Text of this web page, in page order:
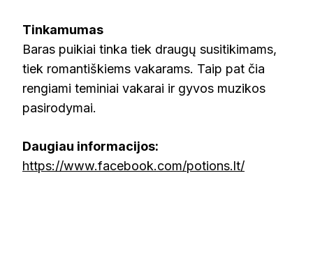
Tinkamumas
Baras puikiai tinka tiek draugų susitikimams,
tiek romantiškiems vakarams. Taip pat čia
rengiami teminiai vakarai ir gyvos muzikos
pasirodymai.
Daugiau informacijos:
https://www.facebook.com/potions.lt/